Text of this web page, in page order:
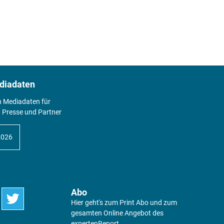
Mediadaten für
Presse und Partner
Abo
Hier geht's zum Print Abo und zum
gesamten Online Angebot des